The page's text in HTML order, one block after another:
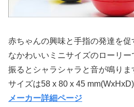
赤ちゃんの興味と手指の発達を
なかわいいミニサイズのローリー
振るとシャラシャラと音が鳴りま
サイズは58 x 80 x 45
メーカー詳細ページ